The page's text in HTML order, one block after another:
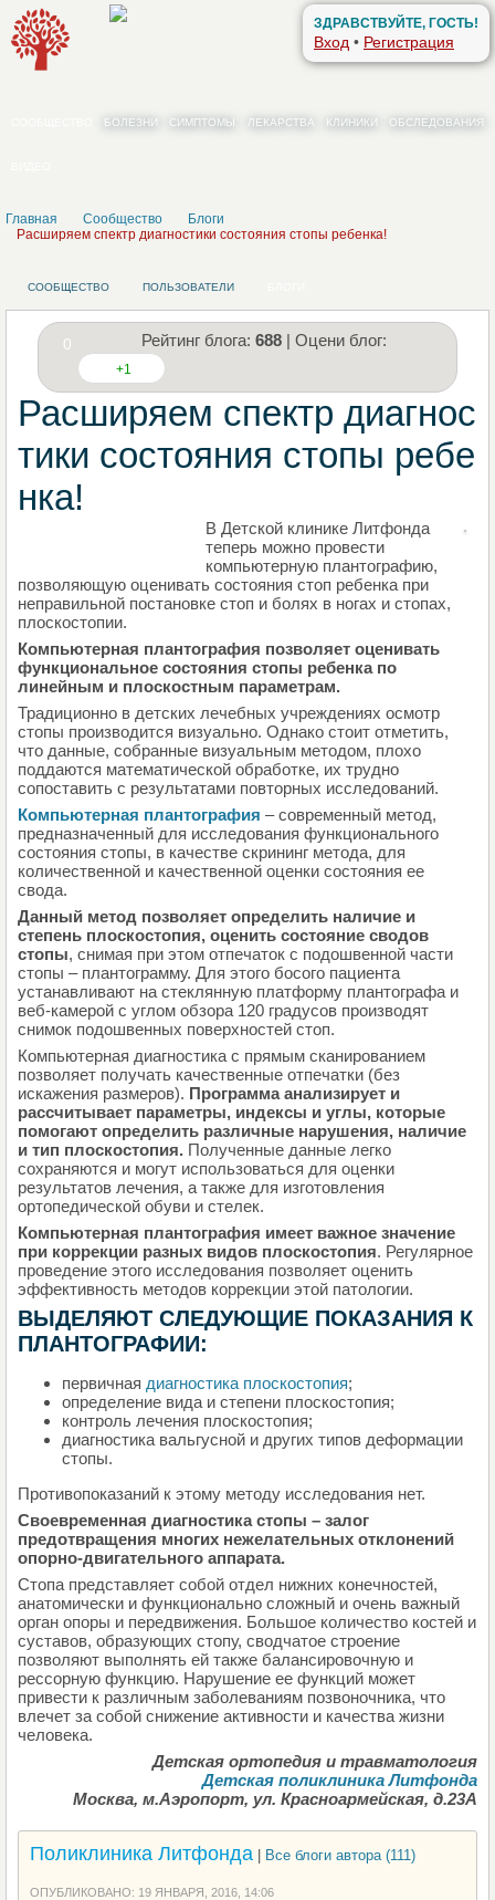
ЗДРАВСТВУЙТЕ, ГОСТЬ!
Вход • Регистрация
БОЛЕЗНИ СИМПТОМЫ ЛЕКАРСТВА КЛИНИКИ ОБСЛЕДОВАНИЯ
Главная Сообщество
Блоги
Расширяем спектр диагностики состояния стопы ребенка!
СООБЩЕСТВО ПОЛЬЗОВАТЕЛИ
0 Рейтинг блога: 688 | Оцени блог:
+1
Расширяем спектр диагнос
тики состояния стопы ребе
нка!
В Детской клинике Литфонда
теперь можно провести
компьютерную плантографию,
позволяющую оценивать состояния стоп ребенка при
неправильной постановке стоп и болях в ногах и стопах,
плоскостопии.
Компьютерная плантография позволяет оценивать
функциональное состояния стопы ребенка по
линейным и плоскостным параметрам.
Традиционно в детских лечебных учреждениях осмотр
стопы производится визуально. Однако стоит отметить,
что данные, собранные визуальным методом, плохо
поддаются математической обработке, их трудно
сопоставить с результатами повторных исследований.
Компьютерная плантография – современный метод,
предназначенный для исследования функционального
состояния стопы, в качестве скрининг метода, для
количественной и качественной оценки состояния ее
свода.
Данный метод позволяет определить наличие и
степень плоскостопия, оценить состояние сводов
стопы, снимая при этом отпечаток с подошвенной части
стопы – плантограмму. Для этого босого пациента
устанавливают на стеклянную платформу плантографа и
веб-камерой с углом обзора 120 градусов производят
снимок подошвенных поверхностей стоп.
Компьютерная диагностика с прямым сканированием
позволяет получать качественные отпечатки (без
искажения размеров). Программа анализирует и
рассчитывает параметры, индексы и углы, которые
помогают определить различные нарушения, наличие
и тип плоскостопия. Полученные данные легко
сохраняются и могут использоваться для оценки
результатов лечения, а также для изготовления
ортопедической обуви и стелек.
Компьютерная плантография имеет важное значение
при коррекции разных видов плоскостопия. Регулярное
проведение этого исследования позволяет оценить
эффективность методов коррекции этой патологии.
ВЫДЕЛЯЮТ СЛЕДУЮЩИЕ ПОКАЗАНИЯ К
ПЛАНТОГРАФИИ:
первичная диагностика плоскостопия;
определение вида и степени плоскостопия;
контроль лечения плоскостопия;
диагностика вальгусной и других типов деформации
стопы.
Противопоказаний к этому методу исследования нет.
Своевременная диагностика стопы – залог
предотвращения многих нежелательных отклонений
опорно-двигательного аппарата.
Стопа представляет собой отдел нижних конечностей,
анатомически и функционально сложный и очень важный
орган опоры и передвижения. Большое количество костей и
суставов, образующих стопу, сводчатое строение
позволяют выполнять ей также балансировочную и
рессорную функцию. Нарушение ее функций может
привести к различным заболеваниям позвоночника, что
влечет за собой снижение активности и качества жизни
человека.
Детская ортопедия и травматология
Детская поликлиника Литфонда
Москва, м.Аэропорт, ул. Красноармейская, д.23А
Поликлиника Литфонда Все блоги автора (111)
ОПУБЛИКОВАНО: 19 ЯНВАРЯ, 2016, 14:06